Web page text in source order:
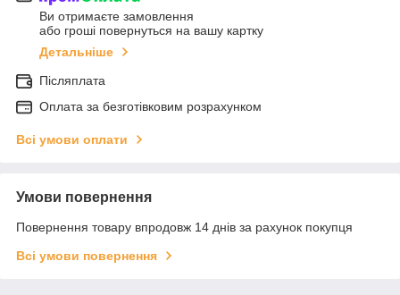
Ви отримаєте замовлення
або гроші повернуться на вашу картку
Детальніше
Післяплата
Оплата за безготівковим розрахунком
Всі умови оплати
Умови повернення
Повернення товару впродовж 14 днів за рахунок покупця
Всі умови повернення